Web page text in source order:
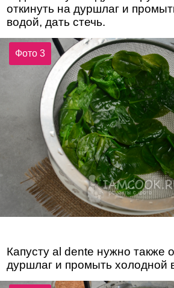
откинуть на дуршлаг и
водой, дать стечь.
Фото 3
Капусту al dente нужно также
дуршлаг и промыть холодной